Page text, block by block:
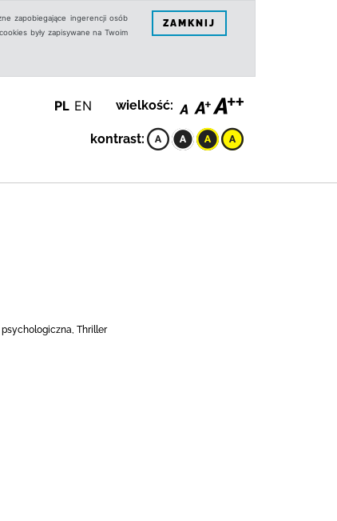
zapobiegające ingerencji osób
były zapisywane na Twoim
ZAMKNIJ
PL EN wielkość:
kontrast:
Thriller